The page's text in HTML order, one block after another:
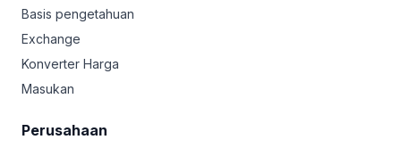
Basis pengetahuan
Exchange
Konverter Harga
Masukan
Perusahaan